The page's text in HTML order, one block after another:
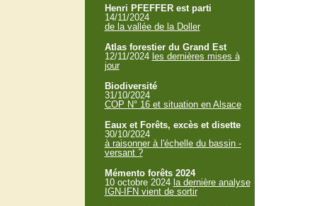
Henri PFEFFER est parti
14/11/2024
de la vallée de la Doller
Atlas forestier du Grand Est
12/11/2024 les dernières mises à
jour
Biodiversité
31/10/2024
COP N° 16 et situation en Alsace
Eaux et Forêts, excès et disette
30/10/2024
à raisonner à l'échelle du bassin -
versant ?
Mémento forêts 2024
10 octobre 2024 la dernière analyse
IGN-IFN vient de sortir